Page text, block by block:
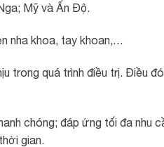
Mỹ và Ấn Độ.
nha khoa, tay khoan,…
trong quá trình điều trị. Điều
chóng; đáp ứng tối đa nhu
gian.